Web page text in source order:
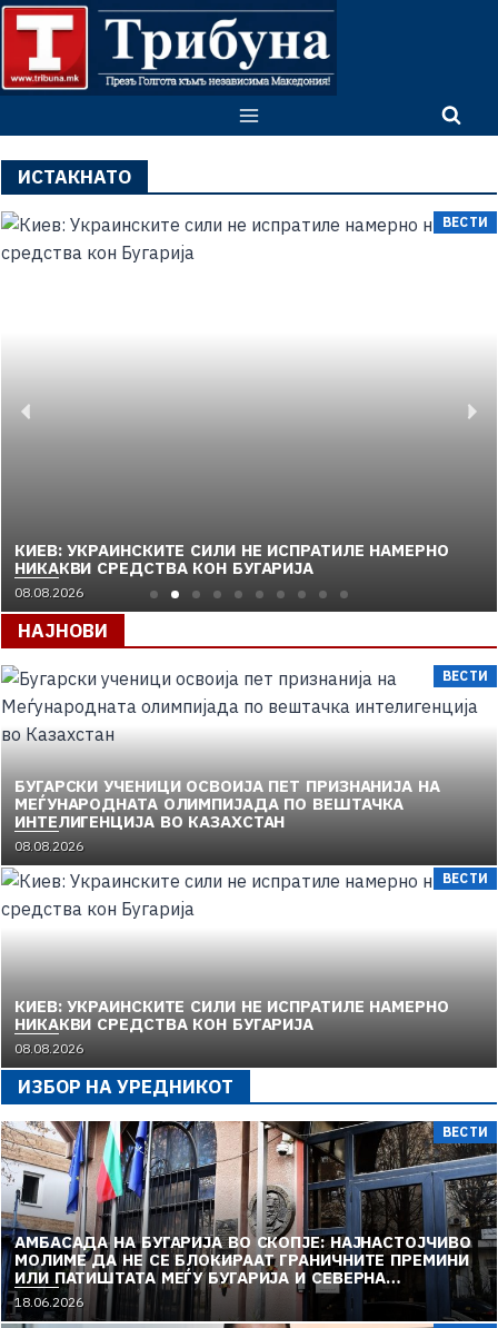
ИСТАКНАТО
ВЕСТИ
КИЕВ: УКРАИНСКИТЕ СИЛИ НЕ ИСПРАТИЛЕ НАМЕРНО
НИКАКВИ СРЕДСТВА КОН БУГАРИЈА
08.08.2026
НАЈНОВИ
ВЕСТИ
БУГАРСКИ УЧЕНИЦИ ОСВОИЈА ПЕТ ПРИЗНАНИЈА НА
МЕЃУНАРОДНАТА ОЛИМПИЈАДА ПО ВЕШТАЧКА
ИНТЕЛИГЕНЦИЈА ВО КАЗАХСТАН
08.08.2026
ВЕСТИ
КИЕВ: УКРАИНСКИТЕ СИЛИ НЕ ИСПРАТИЛЕ НАМЕРНО
НИКАКВИ СРЕДСТВА КОН БУГАРИЈА
08.08.2026
ИЗБОР НА УРЕДНИКОТ
ВЕСТИ
АМБАСАДА НА БУГАРИЈА ВО СКОПЈЕ: НАЈНАСТОЈЧИВО
МОЛИМЕ ДА НЕ СЕ БЛОКИРААТ ГРАНИЧНИТЕ ПРЕМИНИ
ИЛИ ПАТИШТАТА МЕЃУ БУГАРИЈА И СЕВЕРНА
МАКЕДОНИЈА
18.06.2026